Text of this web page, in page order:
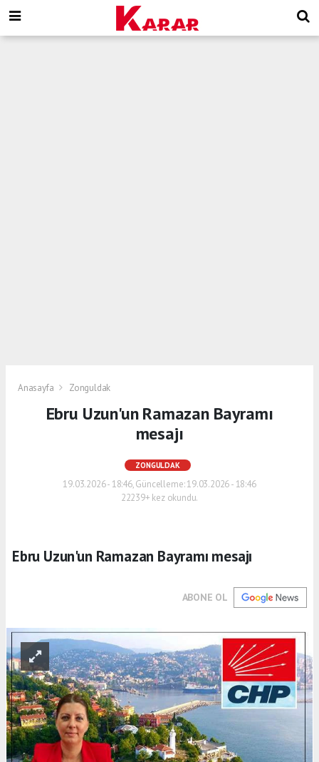
Anasayfa Zonguldak
Ebru Uzun'un Ramazan Bayramı
mesajı
ZONGULDAK
19.03.2026 - 18:46, Güncelleme: 19.03.2026 - 18:46
22239+ kez okundu.
Ebru Uzun'un Ramazan Bayramı mesajı
ABONE OL